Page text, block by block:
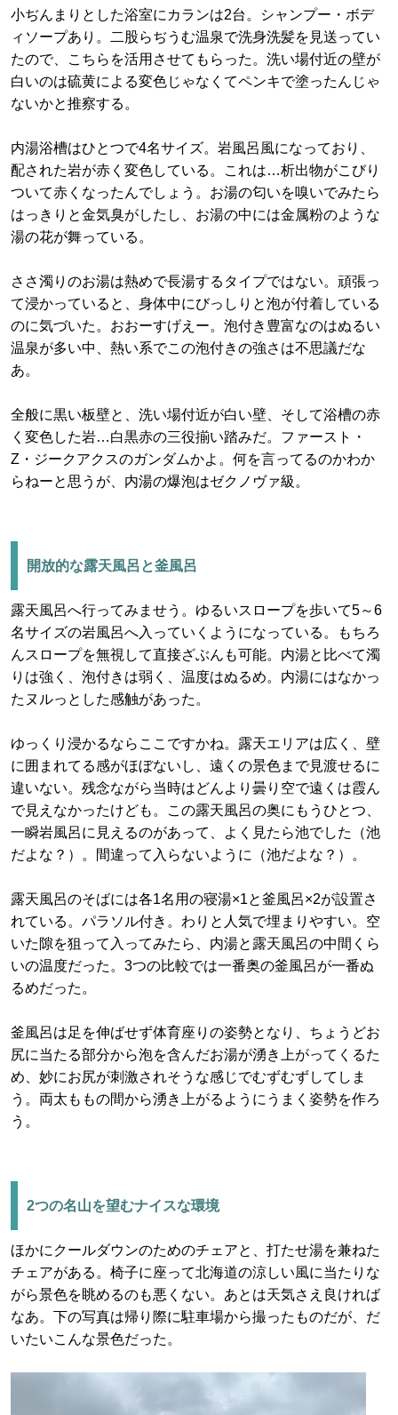
小ぢんまりとした浴室にカランは2台。シャンプー・ボデ
ィソープあり。二股らぢうむ温泉で洗身洗髪を見送ってい
たので、こちらを活用させてもらった。洗い場付近の壁が
白いのは硫黄による変色じゃなくてペンキで塗ったんじゃ
ないかと推察する。
内湯浴槽はひとつで4名サイズ。岩風呂風になっており、
配された岩が赤く変色している。これは…析出物がこびり
ついて赤くなったんでしょう。お湯の匂いを嗅いでみたら
はっきりと金気臭がしたし、お湯の中には金属粉のような
湯の花が舞っている。
ささ濁りのお湯は熱めで長湯するタイプではない。頑張っ
て浸かっていると、身体中にびっしりと泡が付着している
のに気づいた。おおーすげえー。泡付き豊富なのはぬるい
温泉が多い中、熱い系でこの泡付きの強さは不思議だな
あ。
全般に黒い板壁と、洗い場付近が白い壁、そして浴槽の赤
く変色した岩…白黒赤の三役揃い踏みだ。ファースト・
Z・ジークアクスのガンダムかよ。何を言ってるのかわか
らねーと思うが、内湯の爆泡はゼクノヴァ級。
開放的な露天風呂と釜風呂
露天風呂へ行ってみませう。ゆるいスロープを歩いて5～6
名サイズの岩風呂へ入っていくようになっている。もちろ
んスロープを無視して直接ざぶんも可能。内湯と比べて濁
りは強く、泡付きは弱く、温度はぬるめ。内湯にはなかっ
たヌルっとした感触があった。
ゆっくり浸かるならここですかね。露天エリアは広く、壁
に囲まれてる感がほぼないし、遠くの景色まで見渡せるに
違いない。残念ながら当時はどんより曇り空で遠くは霞ん
で見えなかったけども。この露天風呂の奥にもうひとつ、
一瞬岩風呂に見えるのがあって、よく見たら池でした（池
だよな？）。間違って入らないように（池だよな？）。
露天風呂のそばには各1名用の寝湯×1と釜風呂×2が設置さ
れている。パラソル付き。わりと人気で埋まりやすい。空
いた隙を狙って入ってみたら、内湯と露天風呂の中間くら
いの温度だった。3つの比較では一番奥の釜風呂が一番ぬ
るめだった。
釜風呂は足を伸ばせず体育座りの姿勢となり、ちょうどお
尻に当たる部分から泡を含んだお湯が湧き上がってくるた
め、妙にお尻が刺激されそうな感じでむずむずしてしま
う。両太ももの間から湧き上がるようにうまく姿勢を作ろ
う。
2つの名山を望むナイスな環境
ほかにクールダウンのためのチェアと、打たせ湯を兼ねた
チェアがある。椅子に座って北海道の涼しい風に当たりな
がら景色を眺めるのも悪くない。あとは天気さえ良ければ
なあ。下の写真は帰り際に駐車場から撮ったものだが、だ
いたいこんな景色だった。